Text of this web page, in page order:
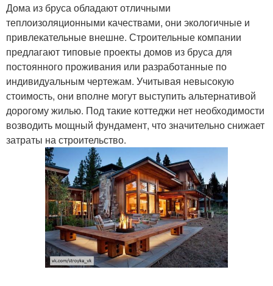
Дома из бруса обладают отличными
теплоизоляционными качествами, они экологичные и
привлекательные внешне. Строительные компании
предлагают типовые проекты домов из бруса для
постоянного проживания или разработанные по
индивидуальным чертежам. Учитывая невысокую
стоимость, они вполне могут выступить альтернативой
дорогому жилью. Под такие коттеджи нет необходимости
возводить мощный фундамент, что значительно снижает
затраты на строительство.